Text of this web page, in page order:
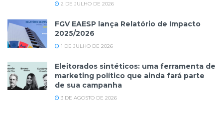
2 DE JULHO DE 2026
FGV EAESP lança Relatório de Impacto
2025/2026
1 DE JULHO DE 2026
Eleitorados sintéticos: uma ferramenta de
marketing político que ainda fará parte
de sua campanha
3 DE AGOSTO DE 2026